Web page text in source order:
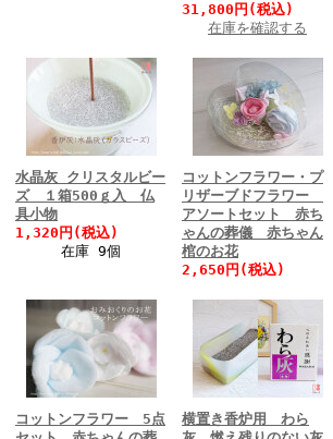
31,800円(税込)
在庫を確認する
水晶灰 クリスタルビー
ズ １箱500ｇ入 仏
具小物
1,320円(税込)
在庫 9個
コットンフラワー・プ
リザーブドフラワー
アソートセット 赤ち
ゃんの葬儀 赤ちゃん
棺のお花
2,650円(税込)
コットンフラワー 5点
横置き香炉用 わら